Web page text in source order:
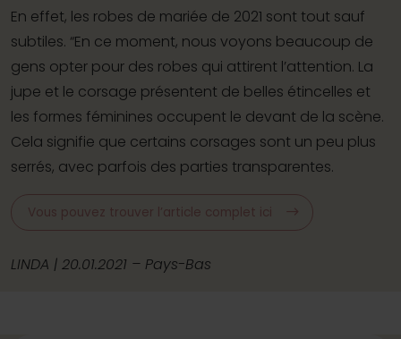
En effet, les robes de mariée de 2021 sont tout sauf
subtiles. “En ce moment, nous voyons beaucoup de
gens opter pour des robes qui attirent l’attention. La
jupe et le corsage présentent de belles étincelles et
les formes féminines occupent le devant de la scène.
Cela signifie que certains corsages sont un peu plus
serrés, avec parfois des parties transparentes.
Vous pouvez trouver l’article complet ici
LINDA | 20.01.2021 – Pays-Bas